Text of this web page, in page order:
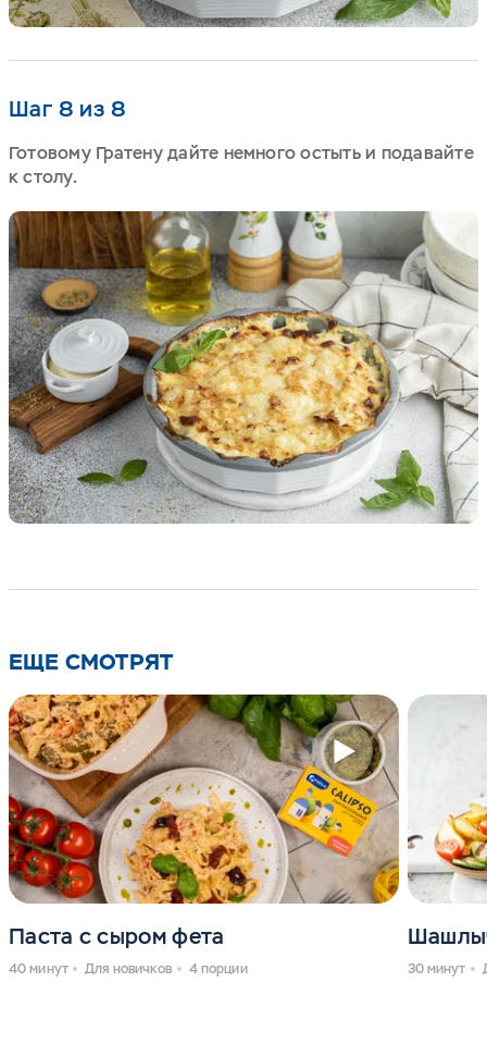
Шаг 8 из 8
Готовому Гратену дайте немного остыть и подавайте
к столу.
ЕЩЕ СМОТРЯТ
Паста с сыром фета
40 минут Для новичков 4 порции 30 минут